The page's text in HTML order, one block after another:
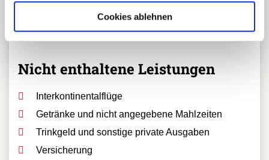
Cookies ablehnen
Arequipa, Cusco – Lima
Transfers In - Out
Nicht enthaltene Leistungen
Interkontinentalflüge
Getränke und nicht angegebene Mahlzeiten
Trinkgeld und sonstige private Ausgaben
Versicherung